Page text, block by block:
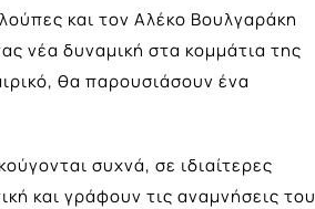
και τον Αλέκο Βουλγαράκη
νέα δυναμική στα κομμάτια της
θα παρουσιάσουν ένα
συχνά, σε ιδιαίτερες
και γράφουν τις αναμνήσεις του